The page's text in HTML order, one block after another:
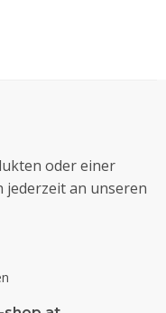
oder einer
jederzeit an unseren